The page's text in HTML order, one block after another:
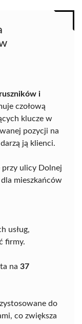
i
czołową
klucze w
pozycji na
ją klienci.
przy ulicy Dolnej
mieszkańców
usług,
firmy.
na 37
do
co zwiększa